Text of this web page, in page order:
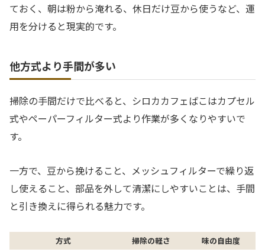
ておく、朝は粉から淹れる、休日だけ豆から使うなど、運
用を分けると現実的です。
他方式より手間が多い
掃除の手間だけで比べると、シロカカフェばこはカプセル
式やペーパーフィルター式より作業が多くなりやすいで
す。
一方で、豆から挽けること、メッシュフィルターで繰り返
し使えること、部品を外して清潔にしやすいことは、手間
と引き換えに得られる魅力です。
方式 掃除の軽さ
味の自由度